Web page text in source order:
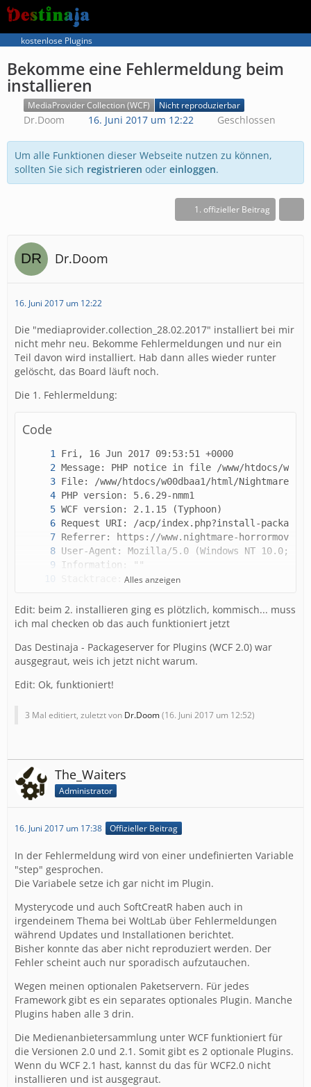
kostenlose Plugins
Bekomme eine Fehlermeldung beim
installieren
MediaProvider Collection (WCF) Nicht reproduzierbar
Dr.Doom 16. Juni 2017 um 12:22 Geschlossen
Um alle Funktionen dieser Webseite nutzen zu können,
sollten Sie sich registrieren oder einloggen.
1. offizieller Beitrag
Dr.Doom
16. Juni 2017 um 12:22
Die "mediaprovider.collection_28.02.2017" installiert bei mir
nicht mehr neu. Bekomme Fehlermeldungen und nur ein
Teil davon wird installiert. Hab dann alles wieder runter
gelöscht, das Board läuft noch.
Die 1. Fehlermeldung:
Code
  #7 {main}
Alles anzeigen
Edit: beim 2. installieren ging es plötzlich, kommisch... muss
ich mal checken ob das auch funktioniert jetzt
Das Destinaja - Packageserver for Plugins (WCF 2.0) war
ausgegraut, weis ich jetzt nicht warum.
Edit: Ok, funktioniert!
3 Mal editiert, zuletzt von Dr.Doom(16. Juni 2017 um 12:52)
The_Waiters
Administrator
16. Juni 2017 um 17:38 Offizieller Beitrag
In der Fehlermeldung wird von einer undefinierten Variable
"step" gesprochen.
Die Variabele setze ich gar nicht im Plugin.
Mysterycode und auch SoftCreatR haben auch in
irgendeinem Thema bei WoltLab über Fehlermeldungen
während Updates und Installationen berichtet.
Bisher konnte das aber nicht reproduziert werden. Der
Fehler scheint auch nur sporadisch aufzutauchen.
Wegen meinen optionalen Paketservern. Für jedes
Framework gibt es ein separates optionales Plugin. Manche
Plugins haben alle 3 drin.
Die Medienanbietersammlung unter WCF funktioniert für
die Versionen 2.0 und 2.1. Somit gibt es 2 optionale Plugins.
Wenn du WCF 2.1 hast, kannst du das für WCF2.0 nicht
installieren und ist ausgegraut.